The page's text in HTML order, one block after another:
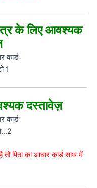
के लिए आवश्यक
कार्ड
1
दस्तावेज़
कार्ड
पिता का आधार कार्ड साथ में